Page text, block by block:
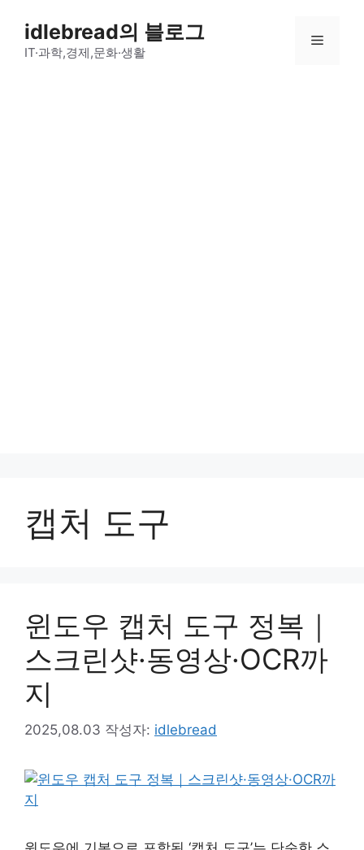
idlebread의 블로그
IT·과학,경제,문화·생활
메
캡처 도구
윈도우 캡처 도구 정복｜
스크린샷·동영상·OCR까
지
2025,08.03 작성자: idlebread